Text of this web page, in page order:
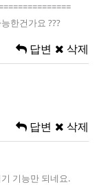
한건가요 ???
답변 삭제
답변 삭제
기능만 되네요.